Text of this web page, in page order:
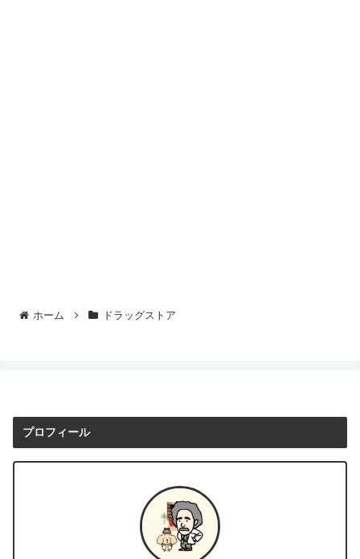
ホーム ドラッグストア
プロフィール